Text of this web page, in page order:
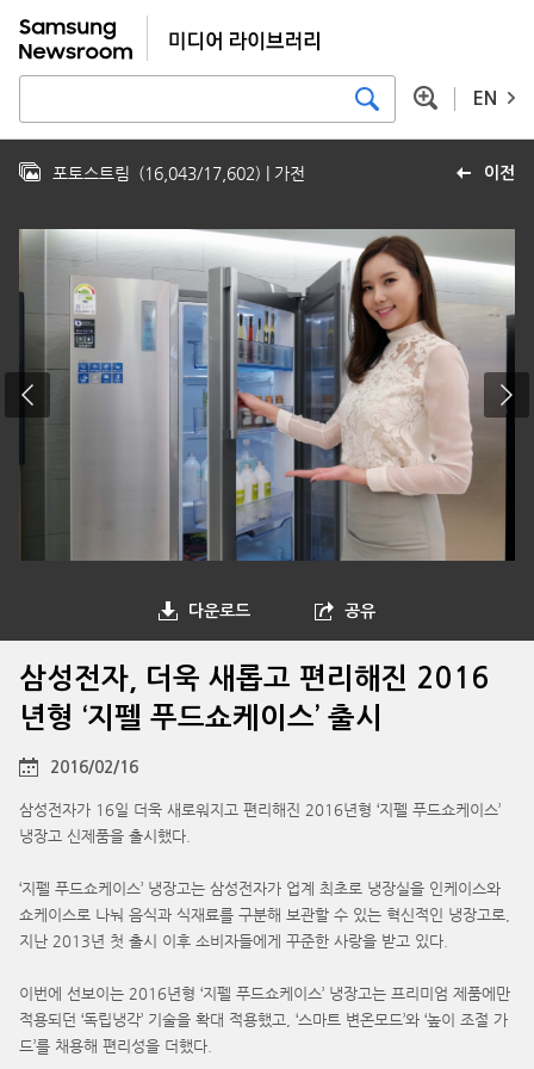
EN
이전
포토스트림 (16,043/17,602) | 가전
다운로드 공유
삼성전자, 더욱 새롭고 편리해진 2016
년형 ‘지펠 푸드쇼케이스’ 출시
2016/02/16
삼성전자가 16일 더욱 새로워지고 편리해진 2016년형 ‘지펠 푸드쇼케이스’
냉장고 신제품을 출시했다.
‘지펠 푸드쇼케이스’ 냉장고는 삼성전자가 업계 최초로 냉장실을 인케이스와
쇼케이스로 나눠 음식과 식재료를 구분해 보관할 수 있는 혁신적인 냉장고로,
지난 2013년 첫 출시 이후 소비자들에게 꾸준한 사랑을 받고 있다.
이번에 선보이는 2016년형 ‘지펠 푸드쇼케이스’ 냉장고는 프리미엄 제품에만
적용되던 ‘독립냉각’ 기술을 확대 적용했고, ‘스마트 변온모드’와 ‘높이 조절 가
드’를 채용해 편리성을 더했다.